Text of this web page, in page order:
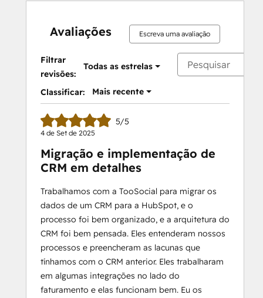
Avaliações Escreva uma avaliação
Filtrar
revisões:
Todas as estrelas
Classificar: Mais recente
5/5
4 de Set de 2025
Migração e implementação de
CRM em detalhes
Trabalhamos com a TooSocial para migrar os
dados de um CRM para a HubSpot, e o
processo foi bem organizado, e a arquitetura do
CRM foi bem pensada. Eles entenderam nossos
processos e preencheram as lacunas que
tínhamos com o CRM anterior. Eles trabalharam
em algumas integrações no lado do
faturamento e elas funcionam bem. Eu os